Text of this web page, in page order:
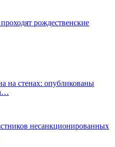
рождественские
на стенах: опубликованы
несанкционированных